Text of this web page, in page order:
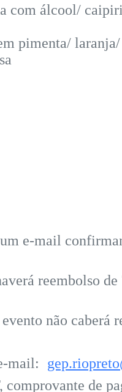
com álcool/
pimenta/
e-mail
reembolso
não caberá
mail:
de